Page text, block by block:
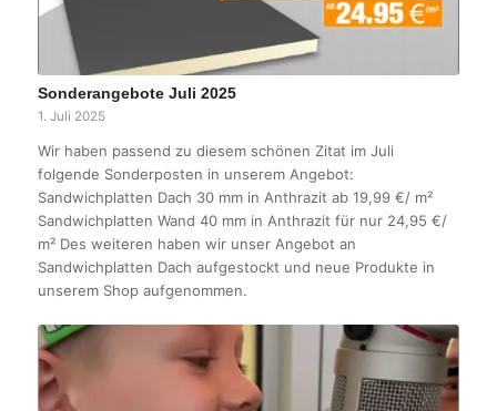
Sonderangebote Juli 2025
1. Juli 2025
Wir haben passend zu diesem schönen Zitat im Juli
folgende Sonderposten in unserem Angebot:
Sandwichplatten Dach 30 mm in Anthrazit ab 19,99 €/ m²
Sandwichplatten Wand 40 mm in Anthrazit für nur 24,95 €/
m² Des weiteren haben wir unser Angebot an
Sandwichplatten Dach aufgestockt und neue Produkte in
unserem Shop aufgenommen.